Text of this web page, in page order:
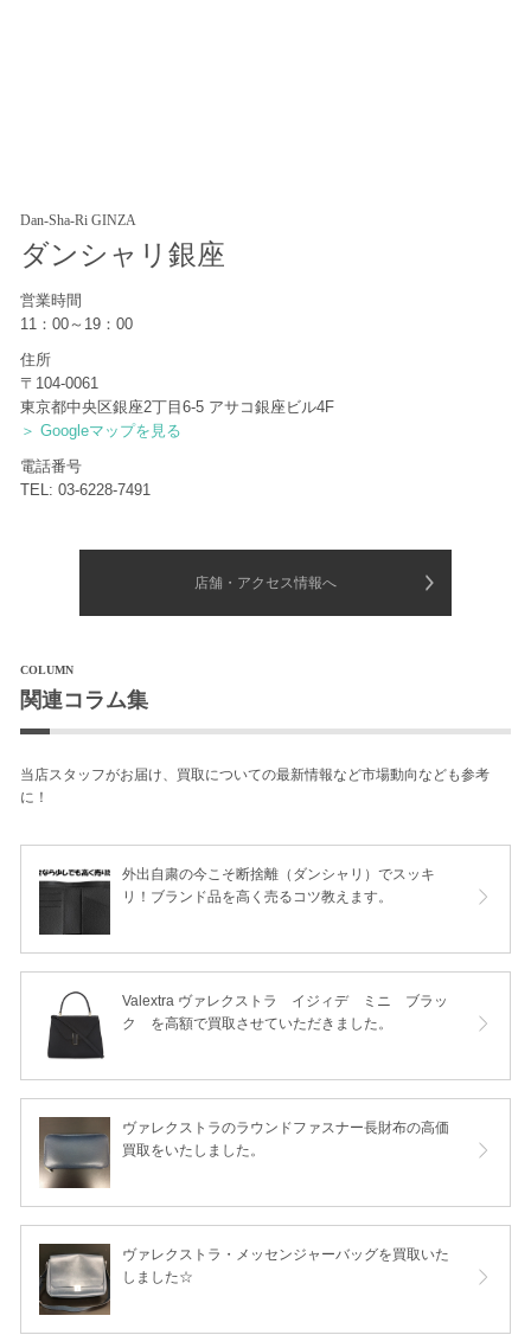
Dan-Sha-Ri GINZA
ダンシャリ銀座
営業時間
11：00～19：00
住所
〒104-0061
東京都中央区銀座2丁目6-5 アサコ銀座ビル4F
＞ Googleマップを見る
電話番号
TEL: 03-6228-7491
店舗・アクセス情報へ
COLUMN
関連コラム集
当店スタッフがお届け、買取についての最新情報など市場動向なども参考
に！
外出自粛の今こそ断捨離（ダンシャリ）でスッキ
リ！ブランド品を高く売るコツ教えます。
Valextra ヴァレクストラ イジィデ ミニ ブラッ
ク を高額で買取させていただきました。
ヴァレクストラのラウンドファスナー長財布の高価
買取をいたしました。
ヴァレクストラ・メッセンジャーバッグを買取いた
しました☆